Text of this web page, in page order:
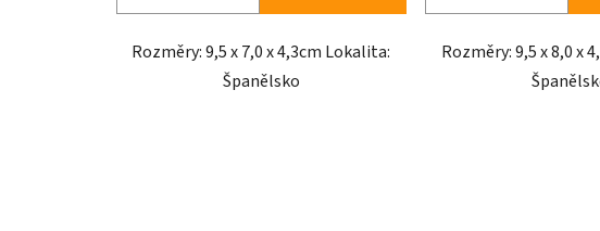
Rozměry: 9,5 x 7,0 x 4,3cm Lokalita:
Španělsko
Rozměry: 9,5 x 8,0 x